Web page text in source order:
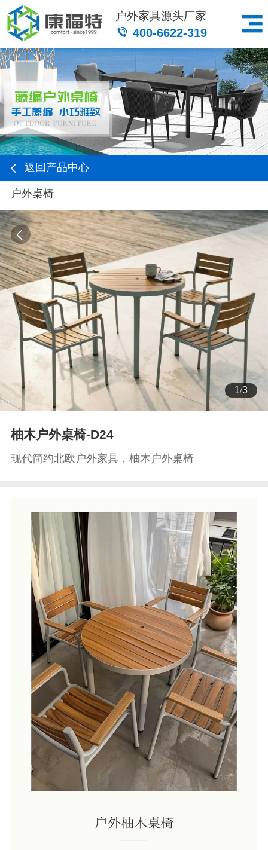
户外家具源头厂家
400-6622-319
返回产品中心
户外桌椅
1/3
柚木户外桌椅-D24
现代简约北欧户外家具，柚木户外桌椅